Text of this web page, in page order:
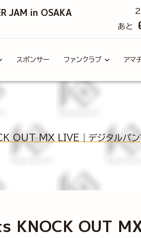
JAM in OSAKA
あと
スポンサー ファンクラブ アマ
MX LIVE｜デジタルパンフ
KNOCK OUT